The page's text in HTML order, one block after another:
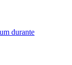
durante